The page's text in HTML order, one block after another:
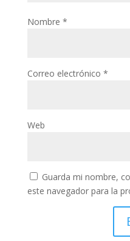
Nombre *
Correo electrónico *
Web
Guarda mi nombre,
este navegador para la